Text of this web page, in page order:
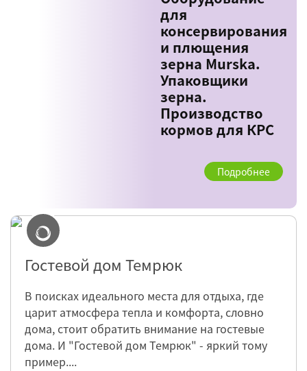
для
консервирования
и плющения
зерна Murska.
Упаковщики
зерна.
Производство
кормов для КРС
Подробнее
Гостевой дом Темрюк
В поисках идеального места для отдыха, где
царит атмосфера тепла и комфорта, словно
дома, стоит обратить внимание на гостевые
дома. И "Гостевой дом Темрюк" - яркий тому
пример....